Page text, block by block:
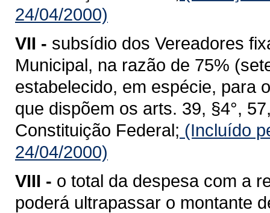
24/04/2000)
VII - subsídio dos Vereadores
Municipal, na razão de 75%
estabelecido, em espécie, para
que dispõem os arts. 39, §4°,
Constituição Federal; (Incluído
24/04/2000)
VIII - o total da despesa com a
poderá ultrapassar o montante